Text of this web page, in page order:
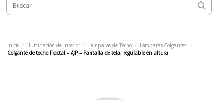
Inicio Iluminación de interior Lámparas de Techo
Lámparas Colgantes
Colgante de techo Fractal – AJP – Pantalla de tela, regulable en altura